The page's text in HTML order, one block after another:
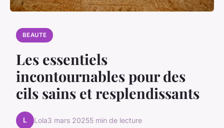
BEAUTE
Les essentiels
incontournables pour des
cils sains et resplendissants
L Lola3 mars 20255 min de lecture